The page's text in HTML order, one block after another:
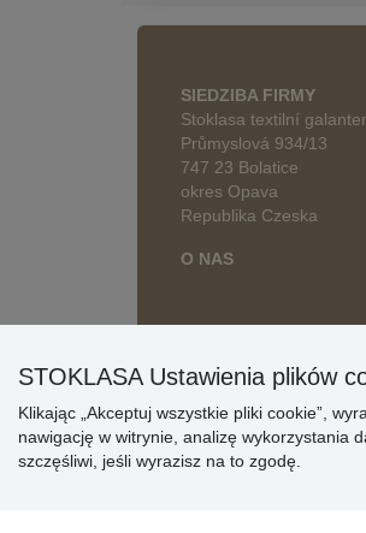
SIEDZIBA FIRMY
Stoklasa textilní
Průmyslová 934/13
747 23 Bolatice
okres Opava
Republika Czeska
O NAS
STOKLASA Ustawienia plików
Klikając „Akceptuj wszystkie pliki cookie”,
nawigację w witrynie, analizę wykorzystania
szczęśliwi, jeśli wyrazisz na to zgodę.